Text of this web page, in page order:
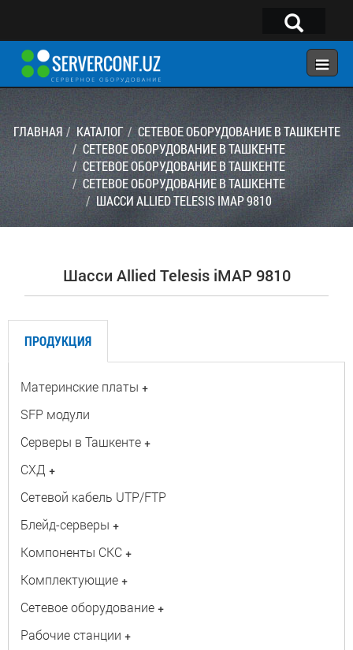
×
ГЛАВНАЯ
КОНФИГУРАТОР
КАТАЛОГ
Telegram:@serverconf_uz
Тел: (90) 932-18-00
ГЛАВНАЯ КАТАЛОГ
СЕТЕВОЕ ОБОРУДОВАНИЕ В ТАШКЕНТЕ
СЕТЕВОЕ ОБОРУДОВАНИЕ В ТАШКЕНТЕ
СЕТЕВОЕ ОБОРУДОВАНИЕ В ТАШКЕНТЕ
СЕТЕВОЕ ОБОРУДОВАНИЕ В ТАШКЕНТЕ
ШАССИ ALLIED TELESIS IMAP 9810
Шасси Allied Telesis iMAP 9810
ПРОДУКЦИЯ
Материнские платы +
SFP модули
Серверы в Ташкенте +
СХД +
Сетевой кабель UTP/FTP
Блейд-серверы +
Компоненты СКС +
Комплектующие +
Сетевое оборудование +
Рабочие станции +